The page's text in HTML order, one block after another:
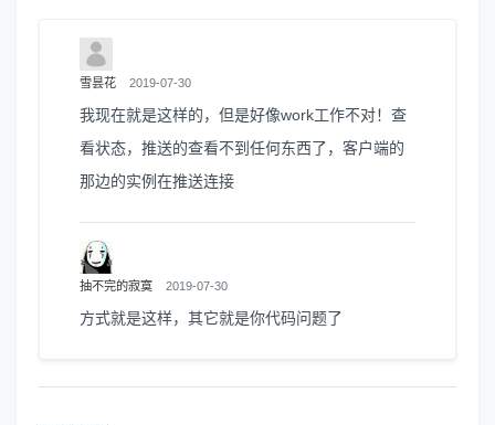
雪昙花 2019-07-30
我现在就是这样的，但是好像work工作不对！查
看状态，推送的查看不到任何东西了，客户端的
那边的实例在推送连接
抽不完的寂寞 2019-07-30
方式就是这样，其它就是你代码问题了